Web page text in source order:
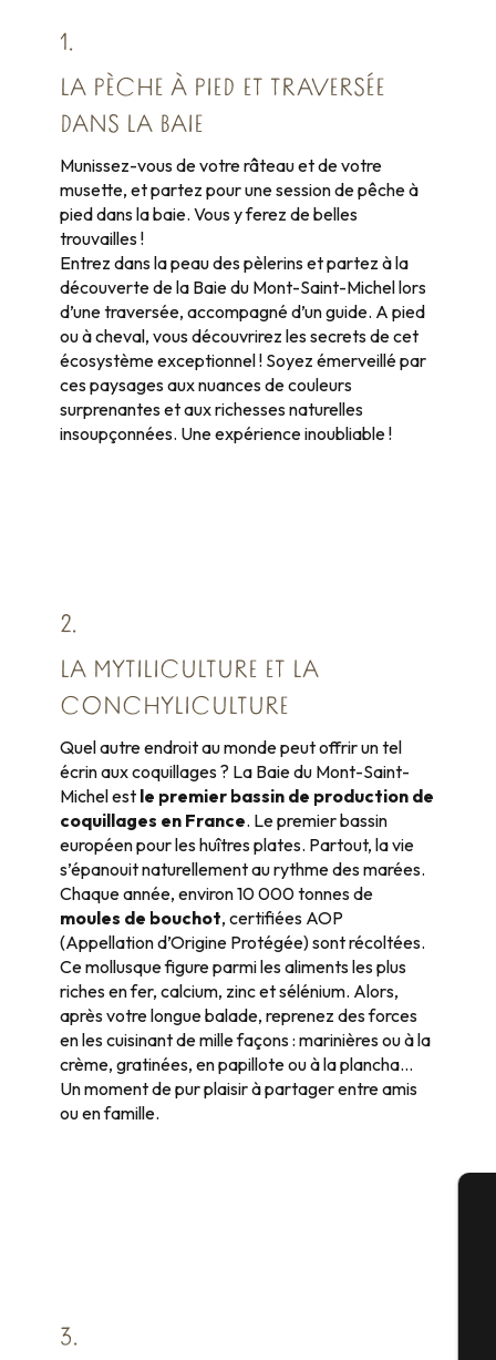
1.
LA PÈCHE À PIED ET TRAVERSÉE
DANS LA BAIE
Munissez-vous de votre râteau et de votre
musette, et partez pour une session de pêche à
pied dans la baie. Vous y ferez de belles
trouvailles !
Entrez dans la peau des pèlerins et partez à la
découverte de la Baie du Mont-Saint-Michel lors
d’une traversée, accompagné d’un guide. A pied
ou à cheval, vous découvrirez les secrets de cet
écosystème exceptionnel ! Soyez émerveillé par
ces paysages aux nuances de couleurs
surprenantes et aux richesses naturelles
insoupçonnées. Une expérience inoubliable !
2.
LA MYTILICULTURE ET LA
CONCHYLICULTURE
Quel autre endroit au monde peut offrir un tel
écrin aux coquillages ? La Baie du Mont-Saint-
Michel est le premier bassin de production de
coquillages en France. Le premier bassin
européen pour les huîtres plates. Partout, la vie
s’épanouit naturellement au rythme des marées.
Chaque année, environ 10 000 tonnes de
moules de bouchot, certifiées AOP
(Appellation d’Origine Protégée) sont récoltées.
Ce mollusque figure parmi les aliments les plus
riches en fer, calcium, zinc et sélénium. Alors,
après votre longue balade, reprenez des forces
en les cuisinant de mille façons : marinières ou à la
crème, gratinées, en papillote ou à la plancha…
Un moment de pur plaisir à partager entre amis
ou en famille.
3.